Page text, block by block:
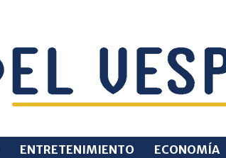
ENTRETENIMIENTO ECONOMÍA